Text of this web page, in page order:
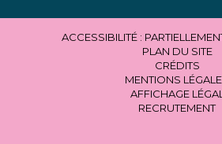
ACCESSIBILITÉ :
PLAN DU SITE
CRÉDITS
MENTIONS
AFFICHAGE LÉGAL
RECRUTEMENT